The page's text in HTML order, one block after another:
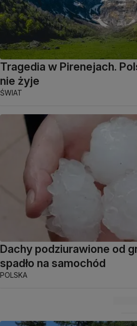
Tragedia w Pirenejach.
nie żyje
ŚWIAT
Dachy podziurawione od
spadło na samochód
POLSKA